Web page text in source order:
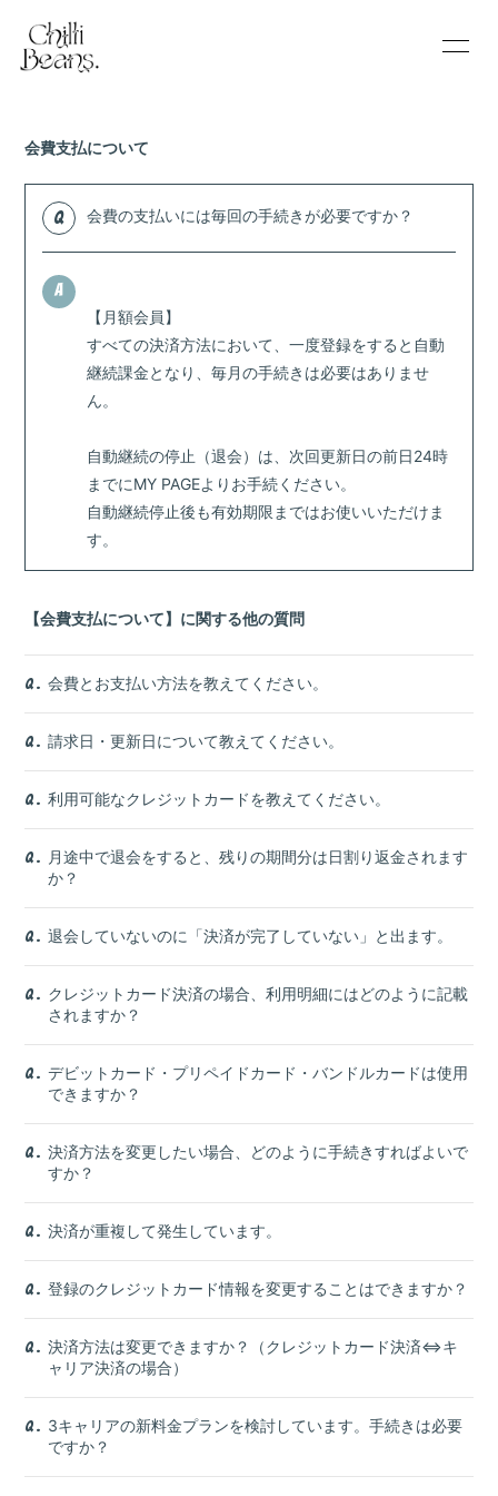
Schedule Profile
Video Discography
Goods Store
Movie Radio
Photo Q&A
Room MAGAZINE
会員登録 ログイン
会費支払について
Q 会費の支払いには毎回の手続きが必要ですか？
A
【月額会員】
すべての決済方法において、一度登録をすると自動
継続課金となり、毎月の手続きは必要はありませ
ん。
自動継続の停止（退会）は、次回更新日の前日24時
までにMY PAGEよりお手続ください。
自動継続停止後も有効期限まではお使いいただけま
す。
【会費支払について】に関する他の質問
Q. 会費とお支払い方法を教えてください。
Q. 請求日・更新日について教えてください。
Q. 利用可能なクレジットカードを教えてください。
Q.
月途中で退会をすると、残りの期間分は日割り返金されます
か？
Q. 退会していないのに「決済が完了していない」と出ます。
Q. クレジットカード決済の場合、利用明細にはどのように記載
されますか？
Q. デビットカード・プリペイドカード・バンドルカードは使用
できますか？
Q. 決済方法を変更したい場合、どのように手続きすればよいで
すか？
Q. 決済が重複して発生しています。
Q. 登録のクレジットカード情報を変更することはできますか？
Q. 決済方法は変更できますか？（クレジットカード決済⇔キ
ャリア決済の場合）
Q. 3キャリアの新料金プランを検討しています。手続きは必要
ですか？